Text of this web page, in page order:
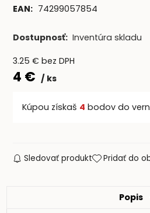
EAN: 74299057854
Dostupnosť: Inventúra skladu
3.25 € bez DPH
4 € ks
Kúpou získaš 4 bodov do
Sledovať produkt Pridať do
Popis